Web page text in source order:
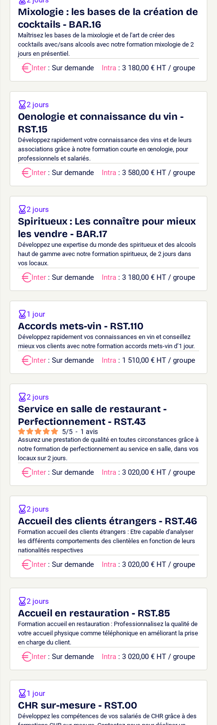
Mixologie : les bases de la création de
cocktails - BAR.16
Maîtrisez les bases de la mixologie et de l'art de créer des
cocktails avec/sans alcools avec notre formation mixologie de 2
jours en présentiel.
Inter : Sur demande Intra : 3 180,00 € HT / groupe
Oenologie et connaissance du vin -
RST.15
Développez rapidement votre connaissance des vins et de leurs
associations grâce à notre formation courte en œnologie, pour
professionnels et salariés.
2 jours
Inter : Sur demande Intra : 3 580,00 € HT / groupe
Spiritueux : Les connaître pour mieux
les vendre - BAR.17
Développez une expertise du monde des spiritueux et des alcools
haut de gamme avec notre formation spiritueux, de 2 jours dans
vos locaux.
2 jours
Inter : Sur demande Intra : 3 180,00 € HT / groupe
Accords mets-vin - RST.110
Développez rapidement vos connaissances en vin et conseillez
mieux vos clients avec notre formation accords mets-vin d’1 jour.
1 jour
Inter : Sur demande Intra : 1 510,00 € HT / groupe
Service en salle de restaurant -
Perfectionnement - RST.43
5/5 - 1 avis
Assurez une prestation de qualité en toutes circonstances grâce à
notre formation de perfectionnement au service en salle, dans vos
locaux sur 2 jours.
2 jours
Inter : Sur demande Intra : 3 020,00 € HT / groupe
Accueil des clients étrangers - RST.46
Formation accueil des clients étrangers : Etre capable d'analyser
les différents comportements des clientèles en fonction de leurs
nationalités respectives
2 jours
Inter : Sur demande Intra : 3 020,00 € HT / groupe
Accueil en restauration - RST.85
Formation accueil en restauration : Professionnalisez la qualité de
votre accueil physique comme téléphonique en améliorant la prise
en charge du client.
2 jours
Inter : Sur demande Intra : 3 020,00 € HT / groupe
CHR sur-mesure - RST.00
Développez les compétences de vos salariés de CHR grâce à des
1 jour